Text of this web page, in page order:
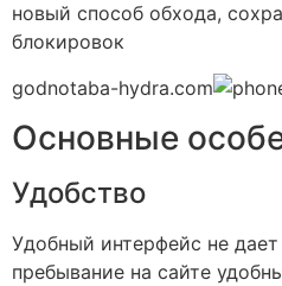
новый способ обхода,
блокировок
godnotaba-hydra.com
Основные
Удобство
Удобный интерфейс не дает
пребывание на сайте